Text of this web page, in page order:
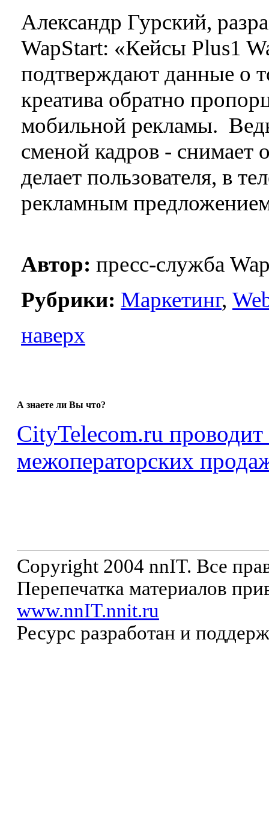
Александр Гурский,
WapStart: «Кейсы Plus1
подтверждают данные о
креатива обратно
мобильной рекламы.
сменой кадров - снимает
делает пользователя, в
рекламным
Автор: пресс-служба
Рубрики: Маркетинг,
наверх
А знаете ли Вы что?
CityTelecom.ru
межоператорских
Copyright 2004 nnIT. Все
Перепечатка материалов
www.nnIT.nnit.ru
Ресурс разработан и